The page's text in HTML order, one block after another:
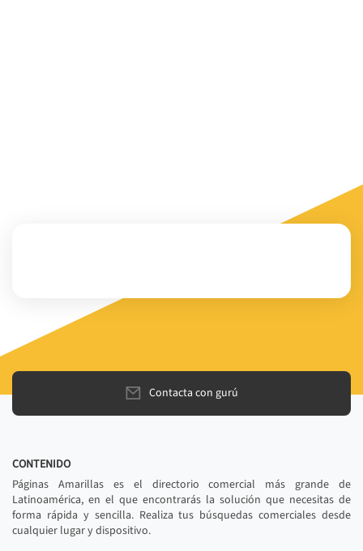
Contacta con gurú
CONTENIDO
Páginas Amarillas es el directorio comercial más grande de
Latinoamérica, en el que encontrarás la solución que necesitas de
forma rápida y sencilla. Realiza tus búsquedas comerciales desde
cualquier lugar y dispositivo.